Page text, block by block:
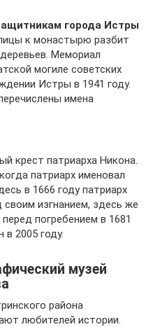
города Истры
к монастырю разбит
Мемориал
могиле советских
Истры в 1941 году.
имена
крест патриарха Никона.
патриарх именовал
в 1666 году патриарх
изгнанием, здесь же
погребением в 1681
в 2005 году.
музей
района
любителей истории.